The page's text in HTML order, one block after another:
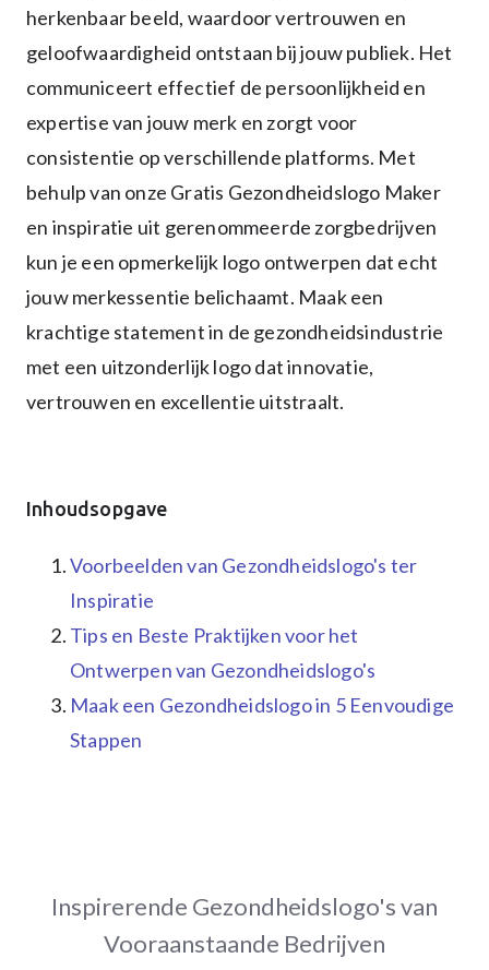
herkenbaar beeld, waardoor vertrouwen en
geloofwaardigheid ontstaan bij jouw publiek. Het
communiceert effectief de persoonlijkheid en
expertise van jouw merk en zorgt voor
consistentie op verschillende platforms. Met
behulp van onze Gratis Gezondheidslogo Maker
en inspiratie uit gerenommeerde zorgbedrijven
kun je een opmerkelijk logo ontwerpen dat echt
jouw merkessentie belichaamt. Maak een
krachtige statement in de gezondheidsindustrie
met een uitzonderlijk logo dat innovatie,
vertrouwen en excellentie uitstraalt.
Inhoudsopgave
Voorbeelden van Gezondheidslogo's ter
Inspiratie
Tips en Beste Praktijken voor het
Ontwerpen van Gezondheidslogo's
Maak een Gezondheidslogo in 5 Eenvoudige
Stappen
Inspirerende Gezondheidslogo's van
Vooraanstaande Bedrijven